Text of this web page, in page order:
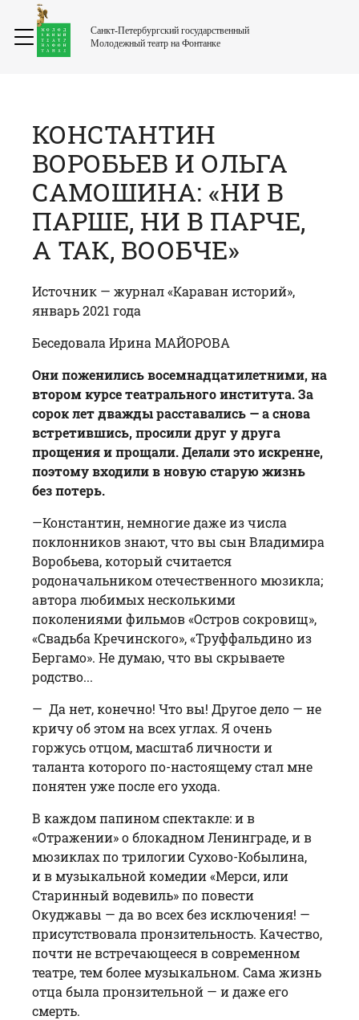
Санкт-Петербургский государственный
Молодежный театр на Фонтанке
КОНСТАНТИН
ВОРОБЬЕВ И ОЛЬГА
САМОШИНА: «НИ В
ПАРШЕ, НИ В ПАРЧЕ,
А ТАК, ВООБЧЕ»
Источник — журнал «Караван историй»,
январь 2021 года
Беседовала Ирина МАЙОРОВА
Они поженились восемнадцатилетними, на
втором курсе театрального института. За
сорок лет дважды расставались — а снова
встретившись, просили друг у друга
прощения и прощали. Делали это искренне,
поэтому входили в новую старую жизнь
без потерь.
—Константин, немногие даже из числа
поклонников знают, что вы сын Владимира
Воробьева, который считается
родоначальником отечественного мюзикла;
автора любимых несколькими
поколениями фильмов «Остров сокровищ»,
«Свадьба Кречинского», «Труффальдино из
Бергамо». Не думаю, что вы скрываете
родство...
— Да нет, конечно! Что вы! Другое дело — не
кричу об этом на всех углах. Я очень
горжусь отцом, масштаб личнос­ти и
таланта которого по-настоящему стал мне
понятен уже после его ухода.
В каждом папином спектакле: и в
«Отражении» о блокадном Ленинграде, и в
мюзиклах по трилогии Сухово-Кобылина,
и в музыкальной комедии «Мерси, или
Старинный водевиль» по повести
Окуджавы — да во всех без исключения! —
присутствовала пронзительность. Качество,
почти не встречающееся в современном
театре, тем более музыкальном. Сама жизнь
отца была пронзительной — и даже его
смерть.